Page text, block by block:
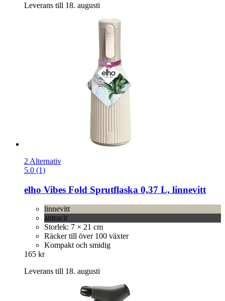
Leverans till 18. augusti
2 Alternativ
5.0 (1)
elho Vibes Fold Sprutflaska 0,37 L, linnevitt
linnevitt
antracit
Storlek: 7 × 21 cm
Räcker till över 100 växter
Kompakt och smidig
165 kr
Leverans till 18. augusti